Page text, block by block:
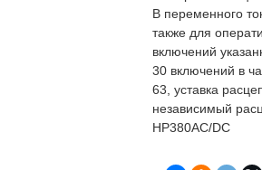
объекта в срок. А
В переменного
также для
включений
30 включений в
63, уставка
независимый
НР380AC/DC